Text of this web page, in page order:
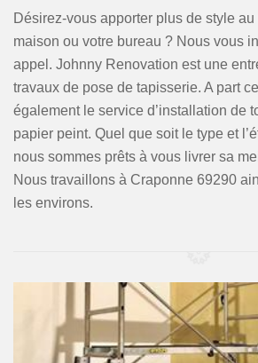
Désirez-vous apporter plus de style au
maison ou votre bureau ? Nous vous
appel. Johnny Renovation est une
travaux de pose de tapisserie. A part
également le service d’installation de
papier peint. Quel que soit le type et
nous sommes prêts à vous livrer sa
Nous travaillons à Craponne 69290
les environs.